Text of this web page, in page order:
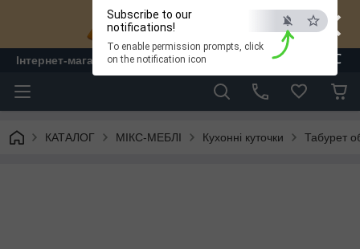
×
ESC
Subscribe to our
notifications!
To enable permission prompts, click
on the notification icon
Інтернет-магазин "ЛАМ" - меблі
КАТАЛОГ МІКС-МЕБЛІ Кухонні куточки Табурет